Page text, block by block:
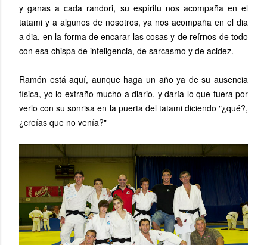
y ganas a cada randori, su espíritu nos acompaña en el
tatami y a algunos de nosotros, ya nos acompaña en el dia
a dia, en la forma de encarar las cosas y de reírnos de todo
con esa chispa de inteligencia, de sarcasmo y de acidez.
Ramón está aquí, aunque haga un año ya de su ausencia
física, yo lo extraño mucho a diario, y daría lo que fuera por
verlo con su sonrisa en la puerta del tatami diciendo "¿qué?,
¿creías que no venía?"